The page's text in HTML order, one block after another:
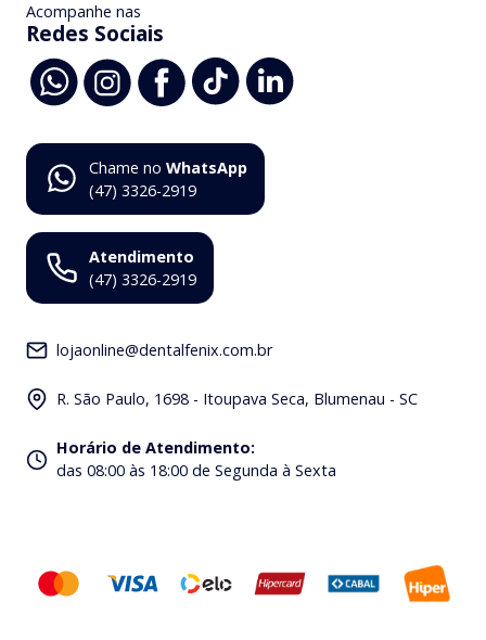
Acompanhe nas
Redes Sociais
Chame no WhatsApp
(47) 3326-2919
Atendimento
(47) 3326-2919
lojaonline@dentalfenix.com.br
R. São Paulo, 1698 - Itoupava Seca, Blumenau - SC
Horário de Atendimento:
das 08:00 às 18:00 de Segunda à Sexta